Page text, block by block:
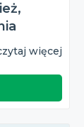
więcej